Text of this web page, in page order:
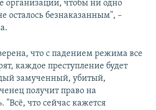
организации, чтобы ни одно
осталось безнаказанным", –
что с падением режима все
каждое преступление будет
замученный, убитый,
получит право на
"Всё, что сейчас кажется